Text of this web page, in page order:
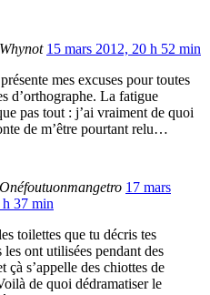
Whynot 15 mars 2012, 20 h 52 min
mes excuses pour toutes
d’orthographe. La fatigue
pas tout : j’ai vraiment de quoi
de m’être pourtant relu…
Onéfoutuonmangetro 17 mars
37 min
toilettes que tu décris tes
les ont utilisées pendant des
çà s’appelle des chiottes de
de quoi dédramatiser le